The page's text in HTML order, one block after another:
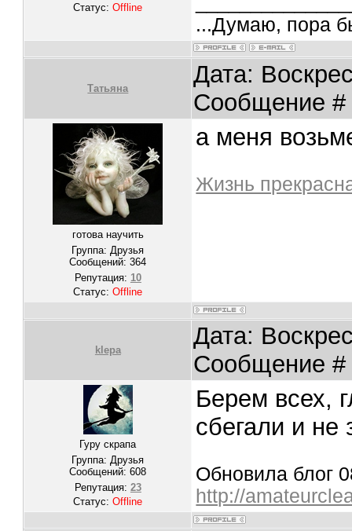
Статус:Offline
...Думаю, пора
Татьяна
Дата:
Сообщение
готова научить
Группа: Друзья
Сообщений:364
Репутация: 10
Статус:Offline
а меня
Жизнь
klepa
Дата:
Сообщение
Гуру скрапа
Группа: Друзья
Сообщений:608
Репутация: 23
Статус:Offline
Берем всех,
сбегали и не
Обновила блог
http://